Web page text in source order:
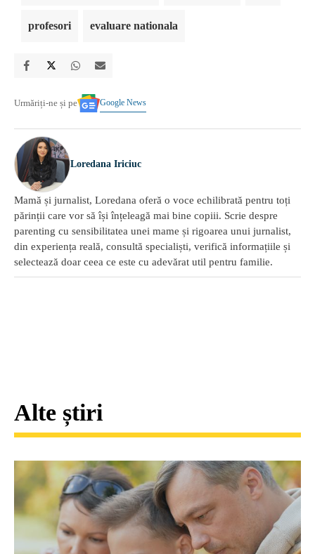
profesori evaluare nationala
Urmăriți-ne și pe Google News
Loredana Iriciuc
Mamă și jurnalist, Loredana oferă o voce echilibrată pentru toți
părinții care vor să își înțeleagă mai bine copiii. Scrie despre
parenting cu sensibilitatea unei mame și rigoarea unui jurnalist,
din experiența reală, consultă specialiști, verifică informațiile și
selectează doar ceea ce este cu adevărat util pentru familie.
Alte știri